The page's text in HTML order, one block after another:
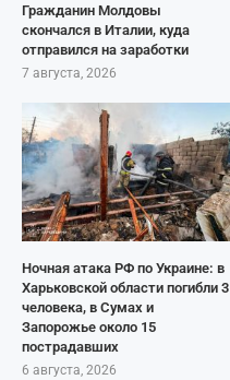
Гражданин Молдовы
скончался в Италии, куда
отправился на заработки
7 августа, 2026
Ночная атака РФ по Украине: в
Харьковской области погибли 3
человека, в Сумах и
Запорожье около 15
пострадавших
6 августа, 2026